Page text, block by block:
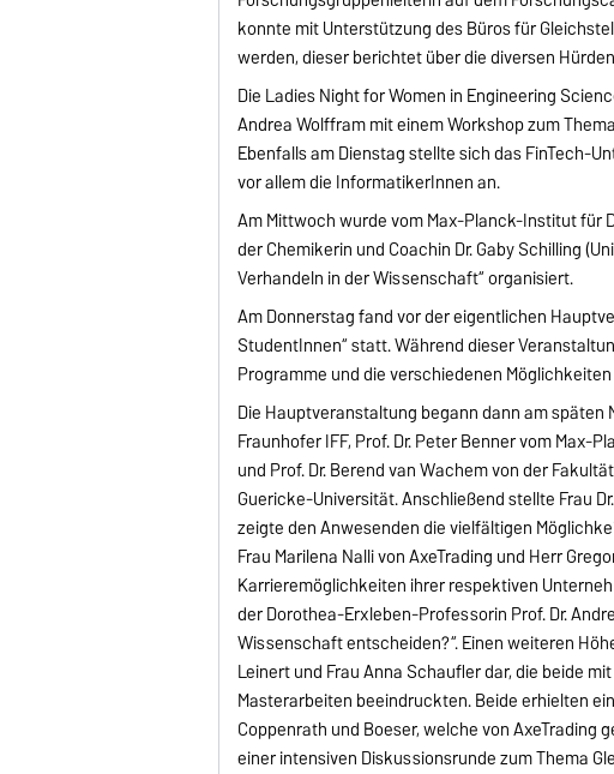
konnte mit Unterstützung des Büros für
werden, dieser berichtet über die diversen
Die Ladies Night for Women in Engineering
Andrea Wolffram mit einem Workshop zum
Ebenfalls am Dienstag stellte sich das FinTech-
vor allem die InformatikerInnen an.
Am Mittwoch wurde vom Max-Planck-Institut für
der Chemikerin und Coachin Dr. Gaby Schilling
Verhandeln in der Wissenschaft“ organisiert.
Am Donnerstag fand vor der eigentlichen
StudentInnen“ statt. Während dieser
Programme und die verschiedenen
Die Hauptveranstaltung begann dann am
Fraunhofer IFF, Prof. Dr. Peter Benner vom
und Prof. Dr. Berend van Wachem von der
Guericke-Universität. Anschließend stellte Frau
zeigte den Anwesenden die vielfältigen
Frau Marilena Nalli von AxeTrading und Herr
Karrieremöglichkeiten ihrer respektiven
der Dorothea-Erxleben-Professorin Prof. Dr.
Wissenschaft entscheiden?“. Einen weiteren
Leinert und Frau Anna Schaufler dar, die beide
Masterarbeiten beeindruckten. Beide erhielten
Coppenrath und Boeser, welche von
einer intensiven Diskussionsrunde zum Thema